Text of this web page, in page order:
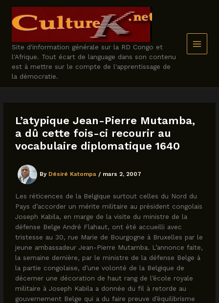
content
Site d'information générale sur la RD Congo et
l'Afrique. Tout écart de language dans son contenu
est à mettre sur le compte de l'apprentissage de
la démocratie.
L’atypique Jean-Pierre Mutamba,
a dû cette fois-ci recourir au
vocabulaire diplomatique 1640
By Désiré Katompa / mars 2, 2007
Les réticences de la Belgique surtout celles du Nord du
Pays d’accorder un mérite militaire au président congolais
Joseph Kabila, en marge de la visite du ministre de la
défense Belge André Flahaut, ont été accueilli avec
tristesse au 30, rue Marie de Bourgogne à Bruxelles par le
jeune ambassadeur Jean-Pierre Mutamba. L’annonce faite,
la semaine dernière, par le ministre de la défense Belge à
la partie congolaise, d’une volonté de la Belgique de
décerner une décoration de haut rang de l’école royale
militaire à Joseph Kabila a donnée du fil à retorde au
gouvernement Belge qui a du faire preuve d’équilibrisme